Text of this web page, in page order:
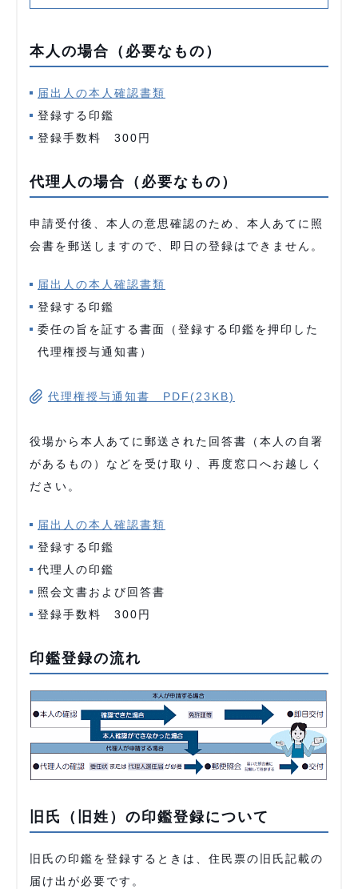
本人の場合（必要なもの）
届出人の本人確認書類
登録する印鑑
登録手数料 300円
代理人の場合（必要なもの）
申請受付後、本人の意思確認のため、本人あてに照
会書を郵送しますので、即日の登録はできません。
届出人の本人確認書類
登録する印鑑
委任の旨を証する書面（登録する印鑑を押印した
代理権授与通知書）
代理権授与通知書 PDF(23KB)
役場から本人あてに郵送された回答書（本人の自署
があるもの）などを受け取り、再度窓口へお越しく
ださい。
届出人の本人確認書類
登録する印鑑
代理人の印鑑
照会文書および回答書
登録手数料 300円
印鑑登録の流れ
旧氏（旧姓）の印鑑登録について
旧氏の印鑑を登録するときは、住民票の旧氏記載の
届け出が必要です。